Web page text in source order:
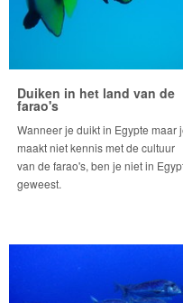
Duiken in het land van de
farao's
Wanneer je duikt in Egypte maar
maakt niet kennis met de cultuur
van de farao's, ben je niet in
geweest.